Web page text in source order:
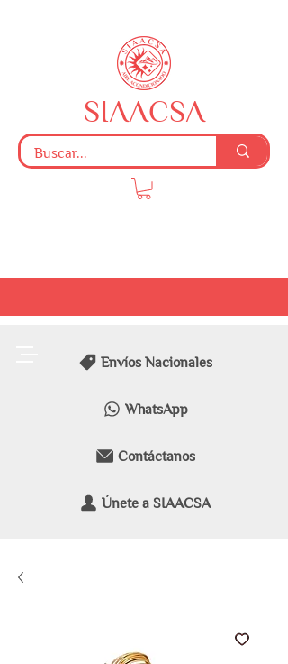
Envíos Nacionales
WhatsApp
Contáctanos
Únete a SIAACSA
SIAACSA